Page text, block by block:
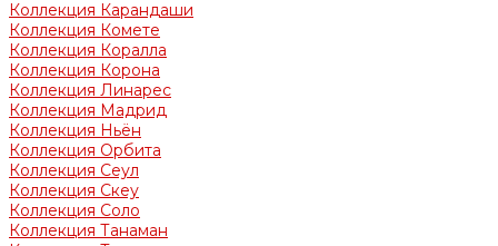
Коллекция Карандаши
Коллекция Комете
Коллекция Коралла
Коллекция Корона
Коллекция Линарес
Коллекция Мадрид
Коллекция Ньён
Коллекция Орбита
Коллекция Сеул
Коллекция Скеу
Коллекция Соло
Коллекция Танаман